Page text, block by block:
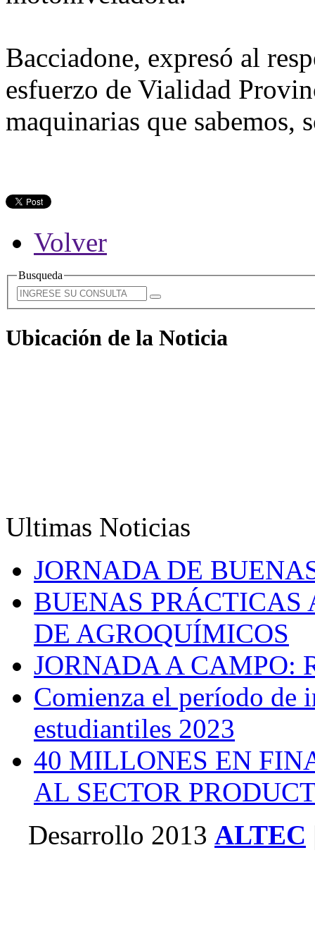
Bacciadone, expresó al
esfuerzo de Vialidad
maquinarias que sabemos,
Volver
Busqueda
Ubicación de la Noticia
Ultimas Noticias
JORNADA DE
BUENAS PRÁCTICAS
DE AGROQUÍMICOS
JORNADA A CAMPO:
Comienza el período de
estudiantiles 2023
40 MILLONES EN
AL SECTOR
Desarrollo 2013 ALTEC